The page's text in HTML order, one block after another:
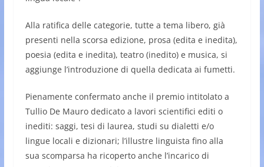
Alla ratifica delle categorie, tutte a tema libero, già
presenti nella scorsa edizione, prosa (edita e inedita),
poesia (edita e inedita), teatro (inedito) e musica, si
aggiunge l’introduzione di quella dedicata ai fumetti.
Pienamente confermato anche il premio intitolato a
Tullio De Mauro dedicato a lavori scientifici editi o
inediti: saggi, tesi di laurea, studi su dialetti e/o
lingue locali e dizionari; l’illustre linguista fino alla
sua scomparsa ha ricoperto anche l’incarico di